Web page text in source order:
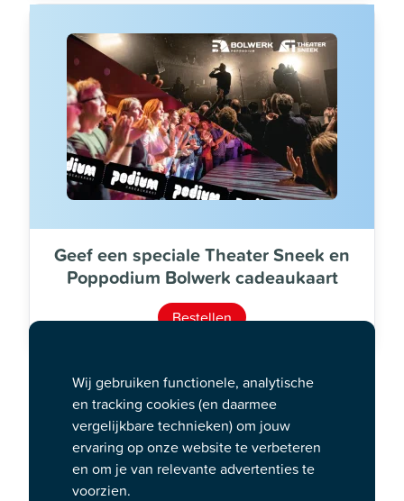
The Best of CCR
Bad moon Rising, Proud MaryenWho’ll stop the Rain
is slechts een greep uit de vele onverwoestbare
klassiekers die Creedence Clearwater Revival (oftewel
Geef een speciale Theater Sneek en
Poppodium Bolwerk cadeaukaart
Bestellen
Wij gebruiken functionele, analytische
en tracking cookies (en daarmee
vergelijkbare technieken) om jouw
ervaring op onze website te verbeteren
en om je van relevante advertenties te
voorzien.